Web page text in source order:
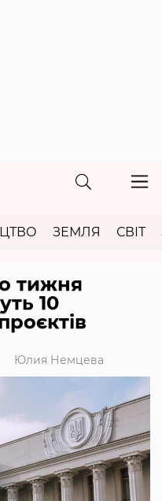
ЗЕМЛЯ СВІТ
тижня
10
Юлия Немцева